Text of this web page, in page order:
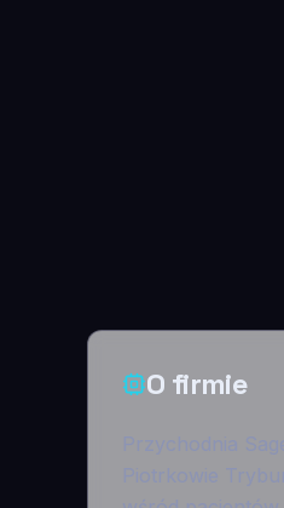
O firmie